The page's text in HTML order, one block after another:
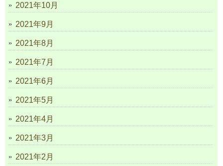
2021年10月
2021年9月
2021年8月
2021年7月
2021年6月
2021年5月
2021年4月
2021年3月
2021年2月